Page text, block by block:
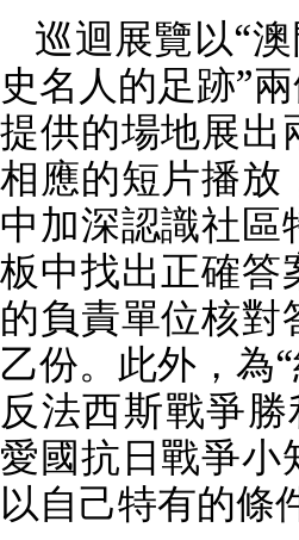
巡迴展覽以“
史名人的足跡”
提供的場地展出
相應的短片播放
中加深認識社
板中找出正確答
的負責單位核
乙份。此外，為
反法西斯戰爭勝
愛國抗日戰爭
以自己特有的條